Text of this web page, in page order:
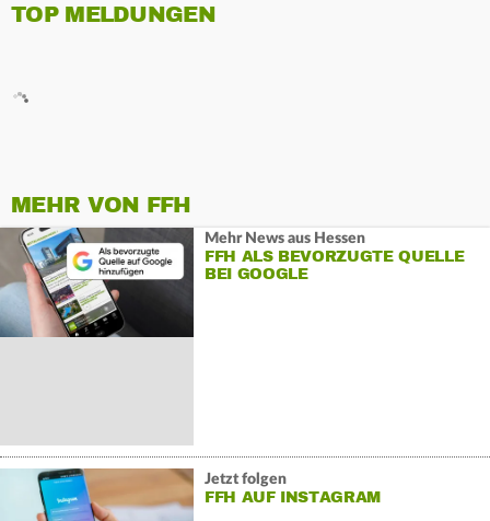
TOP MELDUNGEN
MEHR VON FFH
Mehr News aus Hessen
FFH ALS BEVORZUGTE QUELLE
BEI GOOGLE
Jetzt folgen
FFH AUF INSTAGRAM